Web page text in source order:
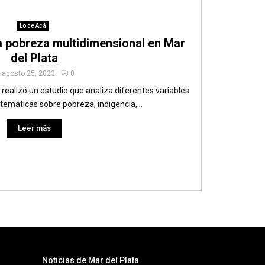
Lo de Acá
pobreza multidimensional en Mar
del Plata
agosto 25, 2023 0
un estudio que analiza diferentes variables
sobre pobreza, indigencia,...
Leer más
Noticias de Mar del Plata